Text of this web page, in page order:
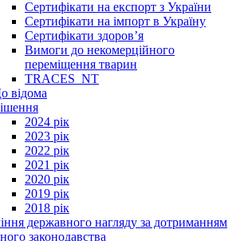
Сертифікати на експорт з України
Сертифікати на імпорт в Україну
Сертифікати здоров’я
Вимоги до некомерційного
переміщення тварин
TRACES_NT
відома
2024 рік
2023 рік
2022 рік
2021 рік
2020 рік
2019 рік
2018 рік
державного нагляду за дотриманням
законодавства